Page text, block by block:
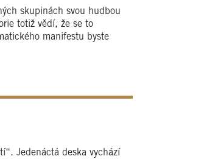
skupinách svou hudbou
totiž vědí, že se to
manifestu byste
Jedenáctá deska vychází